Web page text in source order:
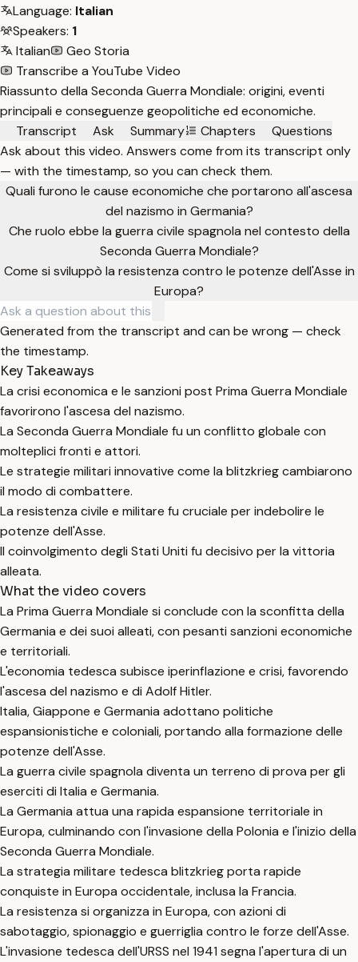
Language: Italian
Speakers: 1
Italian
Geo Storia
Transcribe a YouTube Video
Riassunto della Seconda Guerra Mondiale: origini, eventi
principali e conseguenze geopolitiche ed economiche.
Transcript
Ask Summary Chapters
Questions
Ask about this video. Answers come from its transcript only
— with the timestamp, so you can check them.
Quali furono le cause economiche che portarono all'ascesa
del nazismo in Germania?
Che ruolo ebbe la guerra civile spagnola nel contesto della
Seconda Guerra Mondiale?
Come si sviluppò la resistenza contro le potenze dell'Asse in
Europa?
Generated from the transcript and can be wrong — check
the timestamp.
Key Takeaways
La crisi economica e le sanzioni post Prima Guerra Mondiale
favorirono l'ascesa del nazismo.
La Seconda Guerra Mondiale fu un conflitto globale con
molteplici fronti e attori.
Le strategie militari innovative come la blitzkrieg cambiarono
il modo di combattere.
La resistenza civile e militare fu cruciale per indebolire le
potenze dell'Asse.
Il coinvolgimento degli Stati Uniti fu decisivo per la vittoria
alleata.
What the video covers
La Prima Guerra Mondiale si conclude con la sconfitta della
Germania e dei suoi alleati, con pesanti sanzioni economiche
e territoriali.
L'economia tedesca subisce iperinflazione e crisi, favorendo
l'ascesa del nazismo e di Adolf Hitler.
Italia, Giappone e Germania adottano politiche
espansionistiche e coloniali, portando alla formazione delle
potenze dell'Asse.
La guerra civile spagnola diventa un terreno di prova per gli
eserciti di Italia e Germania.
La Germania attua una rapida espansione territoriale in
Europa, culminando con l'invasione della Polonia e l'inizio della
Seconda Guerra Mondiale.
La strategia militare tedesca blitzkrieg porta rapide
conquiste in Europa occidentale, inclusa la Francia.
La resistenza si organizza in Europa, con azioni di
sabotaggio, spionaggio e guerriglia contro le forze dell'Asse.
L'invasione tedesca dell'URSS nel 1941 segna l'apertura di un